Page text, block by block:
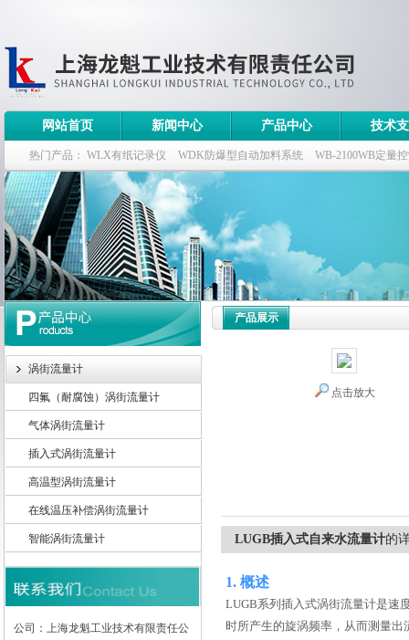
上海龙魁工业技术有限责任公司
网站首页 新闻中心 产品中心 技术
热门产品： WLX有纸记录仪 WDK防爆型自动加料系统 WB-2100WB定量
WDK流量定量控制柜 WB-2100定量装车控制仪
涡街流量计
四氟（耐腐蚀）涡街流量计
气体涡街流量计
插入式涡街流量计
高温型涡街流量计
在线温压补偿涡街流量计
智能涡街流量计
公司：上海龙魁工业技术有限责任公
产品展示
点击放大
LUGB插入式自来水流量计的
1. 概述
LUGB系列插入式涡街流量计是速
时所产生的旋涡频率，从而测量